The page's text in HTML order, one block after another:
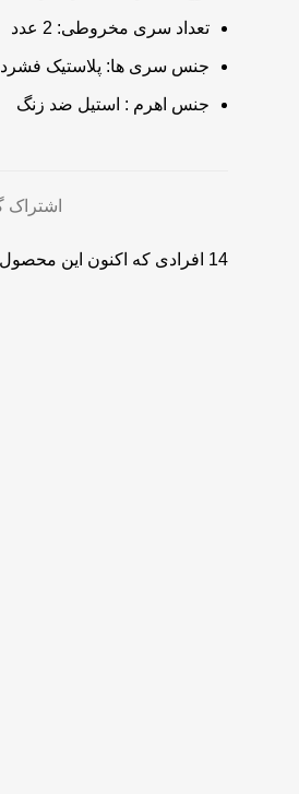
تعداد سری مخروطی: 2 عدد
جنس سری ها: پلاستیک
جنس اهرم : استیل ضد زنگ
اشتراک
14 افرادی که اکنون این